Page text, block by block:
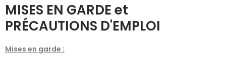
MISES EN GARDE et
PRÉCAUTIONS D'EMPLOI
Mises en garde :